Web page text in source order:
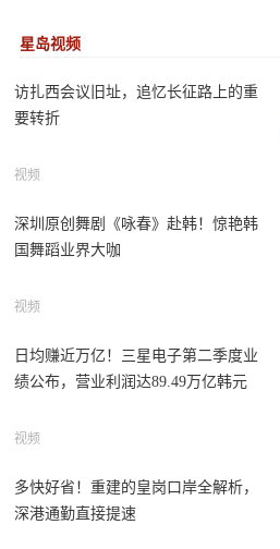
星岛视频
访扎西会议旧址，追忆长征路上的重
要转折
视频
深圳原创舞剧《咏春》赴韩！惊艳韩
国舞蹈业界大咖
视频
日均赚近万亿！三星电子第二季度业
绩公布，营业利润达89.49万亿韩元
视频
多快好省！重建的皇岗口岸全解析，
深港通勤直接提速